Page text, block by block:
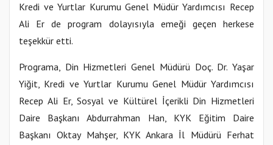
Kredi ve Yurtlar Kurumu Genel Müdür Yardımcısı Recep
Ali Er de program dolayısıyla emeği geçen herkese
teşekkür etti.
Programa, Din Hizmetleri Genel Müdürü Doç. Dr. Yaşar
Yiğit, Kredi ve Yurtlar Kurumu Genel Müdür Yardımcısı
Recep Ali Er, Sosyal ve Kültürel İçerikli Din Hizmetleri
Daire Başkanı Abdurrahman Han, KYK Eğitim Daire
Başkanı Oktay Mahşer, KYK Ankara İl Müdürü Ferhat